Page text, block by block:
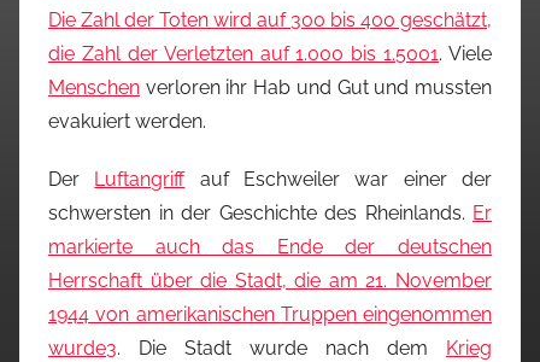
Die Zahl der Toten wird auf 300 bis 400 geschätzt,
die Zahl der Verletzten auf1.000 bis 1.5001. Viele
Menschen verloren ihr Hab und Gut und mussten
evakuiert werden.
Der Luftangriffauf Eschweiler war einer der
schwersten in der Geschichte des Rheinlands. Er
markierte auch das Ende der deutschen
Herrschaft über die Stadt, die am21. November
1944 von amerikanischen Truppen eingenommen
wurde3. Die Stadt wurde nach dem
Krieg